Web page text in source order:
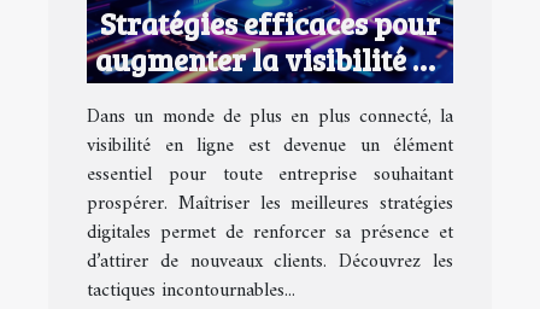
Stratégies efficaces pour
augmenter la visibilité de
votre entreprise en ligne
Dans un monde de plus en plus connecté, la
visibilité en ligne est devenue un élément
essentiel pour toute entreprise souhaitant
prospérer. Maîtriser les meilleures stratégies
digitales permet de renforcer sa présence et
d’attirer de nouveaux clients. Découvrez les
tactiques incontournables...